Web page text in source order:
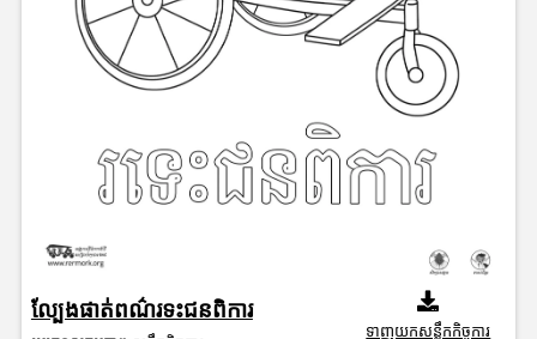
ល្បែងផាត់ពណ៌រទះជនពិការ
ទាញយកសន្លឹកកិច្ចការ